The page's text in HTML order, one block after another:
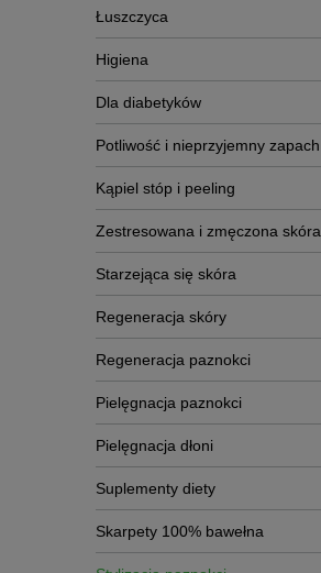
Łuszczyca
Higiena
Dla diabetyków
Potliwość i nieprzyjemny zapach
Kąpiel stóp i peeling
Zestresowana i zmęczona skóra
Starzejąca się skóra
Regeneracja skóry
Regeneracja paznokci
Pielęgnacja paznokci
Pielęgnacja dłoni
Suplementy diety
Skarpety 100% bawełna